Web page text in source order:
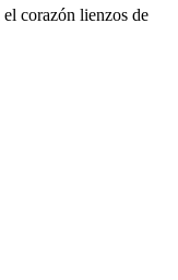
el corazón lienzos de